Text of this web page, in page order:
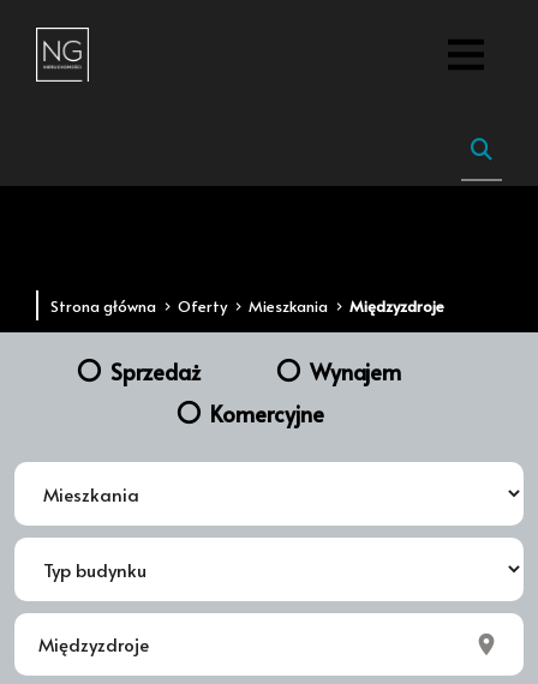
Strona główna Oferty Mieszkania Międzyzdroje
Sprzedaż
Wynajem
Komercyjne